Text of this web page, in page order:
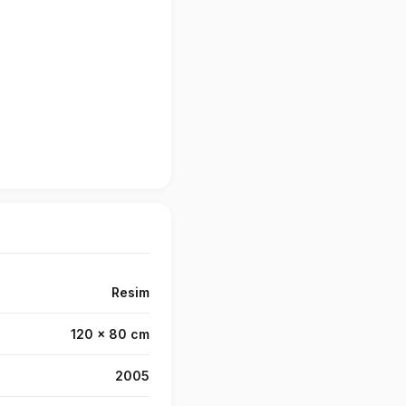
Resim
120 x 80 cm
2005